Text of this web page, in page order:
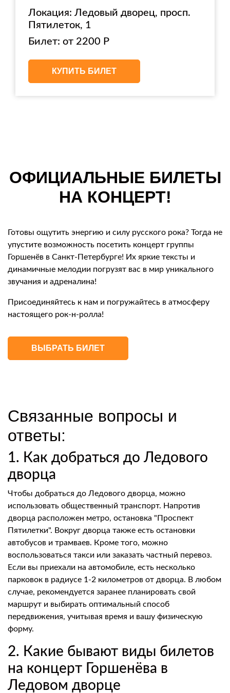
Локация: Ледовый дворец, просп.
Пятилеток, 1
Билет: от 2200 Р
КУПИТЬ БИЛЕТ
ОФИЦИАЛЬНЫЕ БИЛЕТЫ
НА КОНЦЕРТ!
Готовы ощутить энергию и силу русского рока? Тогда не
упустите возможность посетить концерт группы
Горшенёв в Санкт-Петербурге! Их яркие тексты и
динамичные мелодии погрузят вас в мир уникального
звучания и адреналина!
Присоединяйтесь к нам и погружайтесь в атмосферу
настоящего рок-н-ролла!
ВЫБРАТЬ БИЛЕТ
Связанные вопросы и
ответы:
1. Как добраться до Ледового
дворца
Чтобы добраться до Ледового дворца, можно
использовать общественный транспорт. Напротив
дворца расположен метро, остановка "Проспект
Пятилетки". Вокруг дворца также есть остановки
автобусов и трамваев. Кроме того, можно
воспользоваться такси или заказать частный перевоз.
Если вы приехали на автомобиле, есть несколько
парковок в радиусе 1-2 километров от дворца. В любом
случае, рекомендуется заранее планировать свой
маршрут и выбирать оптимальный способ
передвижения, учитывая время и вашу физическую
форму.
2. Какие бывают виды билетов
на концерт Горшенёва в
Ледовом дворце